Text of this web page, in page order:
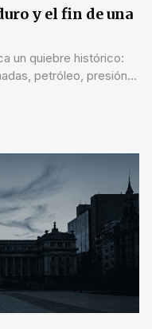
y el fin de una
un quiebre histórico:
petróleo, presión